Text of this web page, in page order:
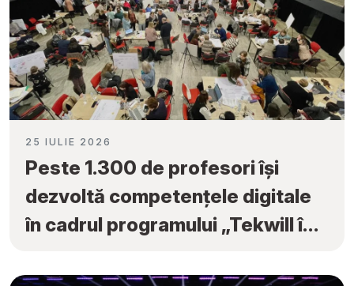
25 IULIE 2026
Peste 1.300 de profesori își
dezvoltă competențele digitale
în cadrul programului „Tekwill în